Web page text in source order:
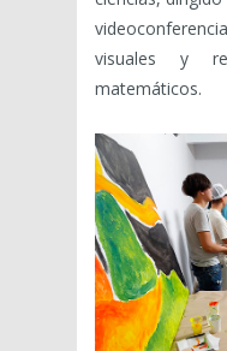
visuales y
matemáticos.